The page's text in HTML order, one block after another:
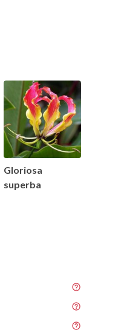
Gloriosa
superba